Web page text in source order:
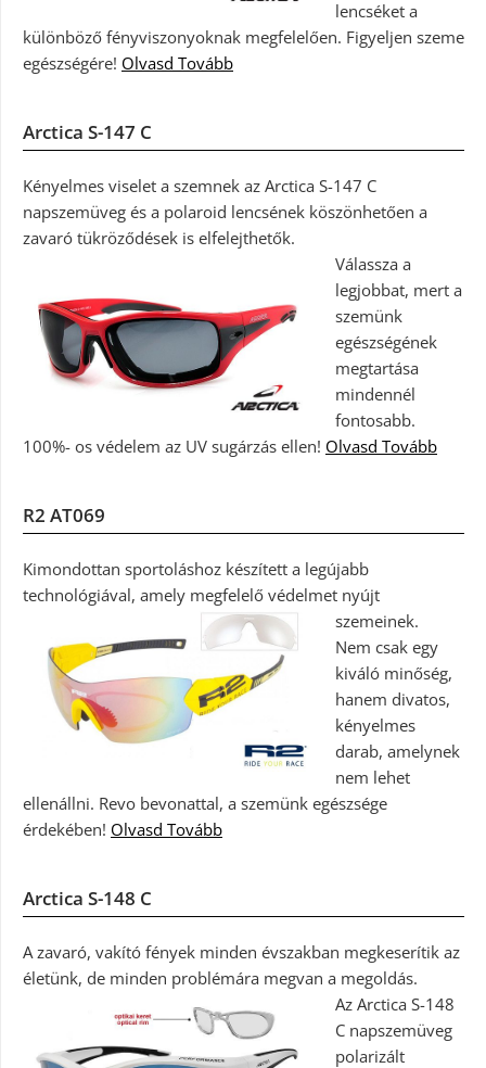
lencséket a
különböző fényviszonyoknak megfelelően. Figyeljen szeme
egészségére! Olvasd Tovább
Arctica S-147 C
Kényelmes viselet a szemnek az Arctica S-147 C
napszemüveg és a polaroid lencsének köszönhetően a
zavaró tükröződések is elfelejthetők.
Válassza a
legjobbat, mert a
szemünk
egészségének
megtartása
mindennél
fontosabb.
100%- os védelem az UV sugárzás ellen! Olvasd Tovább
R2 AT069
Kimondottan sportoláshoz készített a legújabb
technológiával, amely megfelelő védelmet nyújt
szemeinek.
Nem csak egy
kiváló minőség,
hanem divatos,
kényelmes
darab, amelynek
nem lehet
ellenállni. Revo bevonattal, a szemünk egészsége
érdekében! Olvasd Tovább
Arctica S-148 C
A zavaró, vakító fények minden évszakban megkeserítik az
életünk, de minden problémára megvan a megoldás.
Az Arctica S-148
C napszemüveg
polarizált